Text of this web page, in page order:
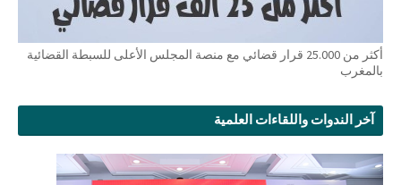
أكثر من 25.000 قرار قضائي مع منصة المجلس الأعلى للسبطة القضائية
بالمغرب
آخر الندوات واللقاءات العلمية